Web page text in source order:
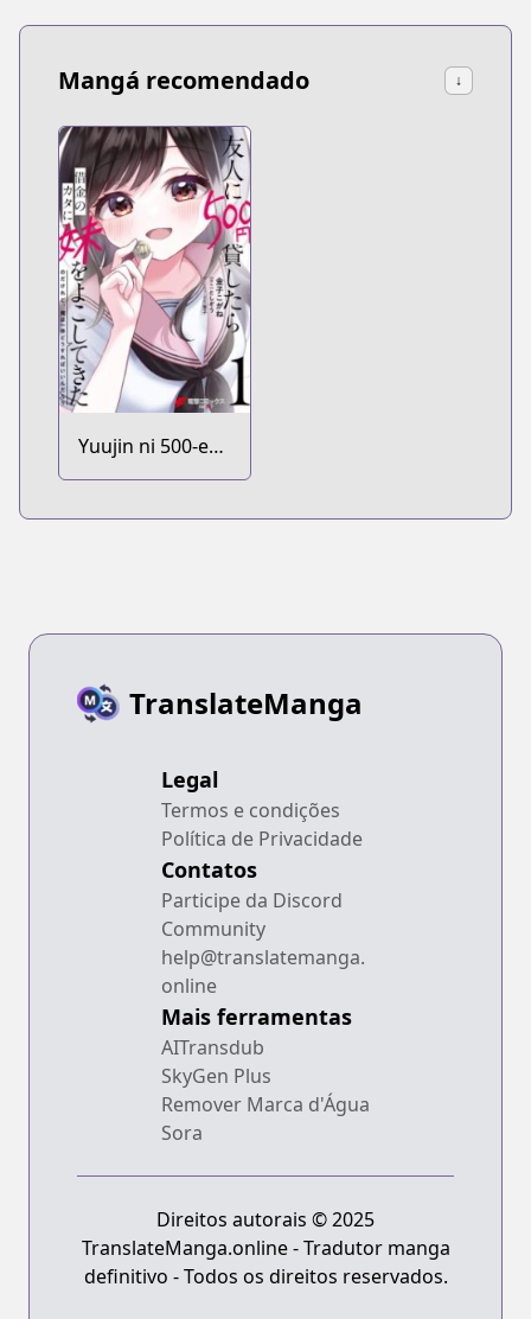
Mangá recomendado ↓
Yuujin ni 500-en
Kashitara
TranslateManga
Legal
Termos e condições
Política de Privacidade
Contatos
Participe da Discord
Community
help@translatemanga.
online
Mais ferramentas
AITransdub
SkyGen Plus
Remover Marca d'Água
Sora
Direitos autorais © 2025
TranslateManga.online - Tradutor manga
definitivo - Todos os direitos reservados.